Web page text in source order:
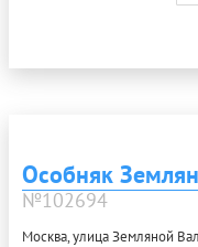
Особняк
№102694
Москва, улица Земляной